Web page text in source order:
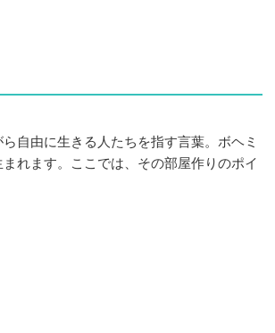
自由に生きる人たちを指す言葉。ボヘミ
れます。ここでは、その部屋作りのポイ